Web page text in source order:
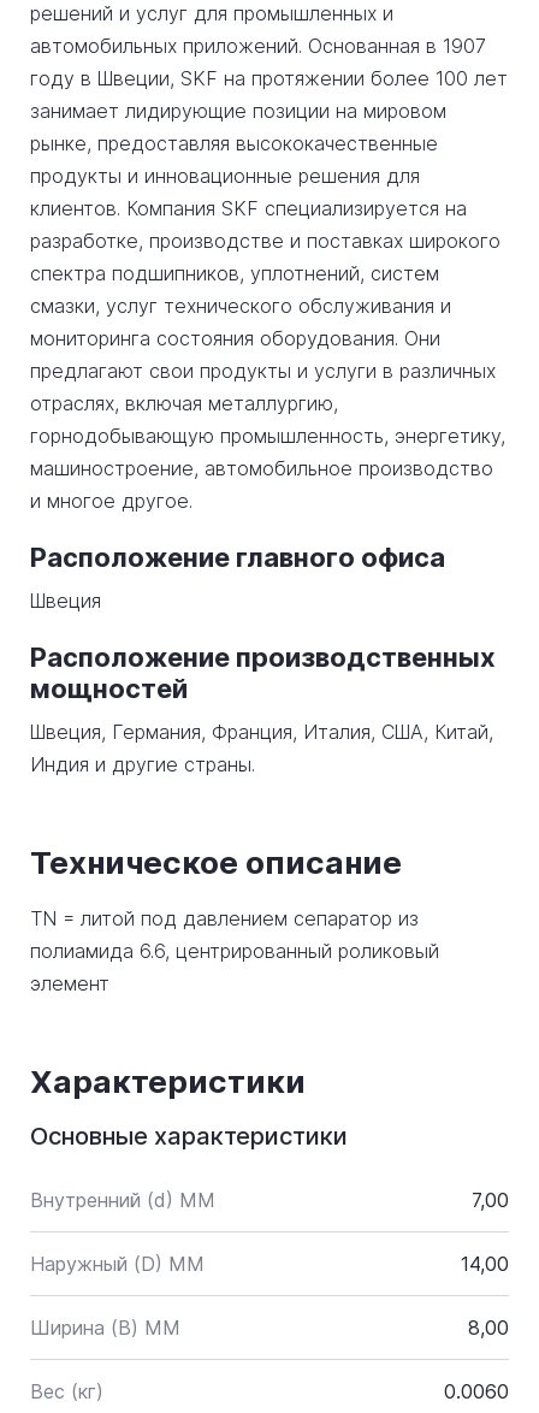
решений и услуг для промышленных и
автомобильных приложений. Основанная в 1907
году в Швеции, SKF на протяжении более 100 лет
занимает лидирующие позиции на мировом
рынке, предоставляя высококачественные
продукты и инновационные решения для
клиентов. Компания SKF специализируется на
разработке, производстве и поставках широкого
спектра подшипников, уплотнений, систем
смазки, услуг технического обслуживания и
мониторинга состояния оборудования. Они
предлагают свои продукты и услуги в различных
отраслях, включая металлургию,
горнодобывающую промышленность, энергетику,
машиностроение, автомобильное производство
и многое другое.
Расположение главного офиса
Швеция
Расположение производственных
мощностей
Швеция, Германия, Франция, Италия, США, Китай,
Индия и другие страны.
Техническое описание
TN = литой под давлением сепаратор из
полиамида 6.6, центрированный роликовый
элемент
Характеристики
Основные характеристики
Внутренний (d) ММ 7,00
Наружный (D) ММ 14,00
Ширина (B) MM 8,00
Вес (кг) 0.0060